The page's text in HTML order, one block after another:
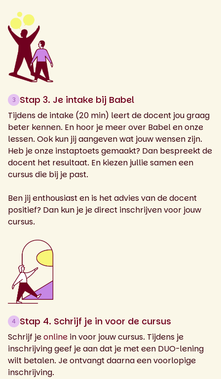
3 Stap 3. Je intake bij Babel
Tijdens de intake (20 min) leert de docent jou graag
beter kennen. En hoor je meer over Babel en onze
lessen. Ook kun jij aangeven wat jouw wensen zijn.
Heb je onze instaptoets gemaakt? Dan bespreekt de
docent het resultaat. En kiezen jullie samen een
cursus die bij je past.
Ben jij enthousiast en is het advies van de docent
positief? Dan kun je je direct inschrijven voor jouw
cursus.
4 Stap 4. Schrijf je in voor de cursus
Schrijf jeonline in voor jouw cursus. Tijdens je
inschrijving geef je aan dat je met een DUO-lening
wilt betalen. Je ontvangt daarna een voorlopige
inschrijving.